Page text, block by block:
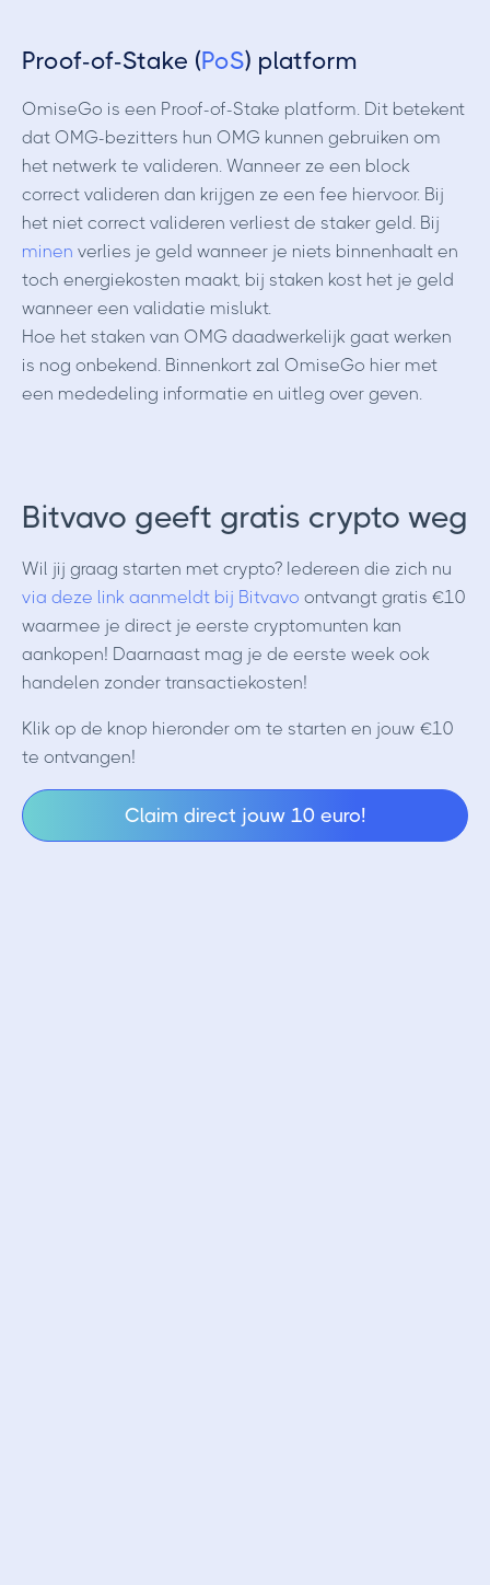
Proof-of-Stake (PoS) platform
OmiseGo is een Proof-of-Stake platform. Dit betekent
dat OMG-bezitters hun OMG kunnen gebruiken om
het netwerk te valideren. Wanneer ze een block
correct valideren dan krijgen ze een fee hiervoor. Bij
het niet correct valideren verliest de staker geld. Bij
minen verlies je geld wanneer je niets binnenhaalt en
toch energiekosten maakt, bij staken kost het je geld
wanneer een validatie mislukt.
Hoe het staken van OMG daadwerkelijk gaat werken
is nog onbekend. Binnenkort zal OmiseGo hier met
een mededeling informatie en uitleg over geven.
Bitvavo geeft gratis crypto weg
Wil jij graag starten met crypto? Iedereen die zich nu
via deze link aanmeldt bij Bitvavo ontvangt gratis €10
waarmee je direct je eerste cryptomunten kan
aankopen! Daarnaast mag je de eerste week ook
handelen zonder transactiekosten!
Klik op de knop hieronder om te starten en jouw €10
te ontvangen!
Claim direct jouw 10 euro!